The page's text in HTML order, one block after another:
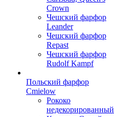
Crown
Чешский фарфор
Leander
Чешский фарфор
Repast
Чешский фарфор
Rudolf Kampf
Польский фарфор
Сmielow
Рококо
недекорированный